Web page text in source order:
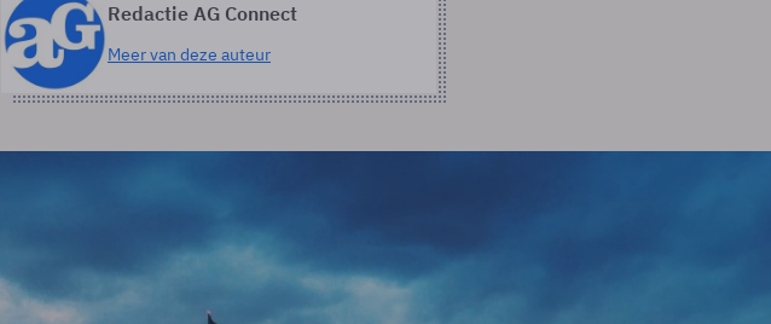
Redactie AG Connect
Meer van deze auteur